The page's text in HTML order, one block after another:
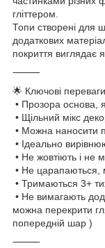
гліттером.
Топи створені для
додаткових
покриття виглядає
⸻
🌟 Ключові переваги
• Прозора основа,
• Щільний мікс
• Можна наносити
• Ідеально
• Не жовтіють і не
• Не царапаються,
• Тримаються 3+
• Не вимагають
можна перекрити
попередній шар )
⸻